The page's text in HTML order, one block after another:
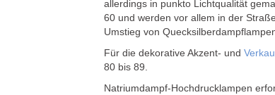
allerdings in punkto Lichtqualität
60 und werden vor allem in der
Umstieg von
Für die dekorative Akzent- und
80 bis 89.
Natriumdampf-Hochdrucklampen